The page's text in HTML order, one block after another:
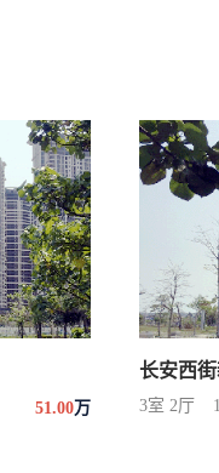
51.00万
长安西
3室 2厅